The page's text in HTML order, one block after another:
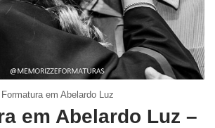
Formatura em Abelardo Luz
em Abelardo Luz –